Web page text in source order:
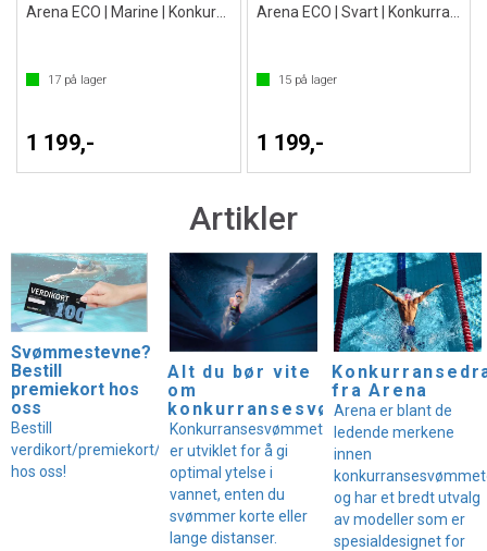
17 på lager
1 199,-
15på lager
1 199,-
Artikler
Svømmestevne?
Bestill
premiekort hos
oss
Bestill
verdikort/premiekort/gavekort
hos oss!
Alt du bør vite
om
konkurransesvømmetøy
Konkurransesvømmetøy
er utviklet for å gi
optimal ytelse i
vannet, enten du
svømmer korte eller
lange distanser.
fra Arena
Arena er blant de
ledende merkene
innen
og har et bredt utvalg
av modeller som er
spesialdesignet for